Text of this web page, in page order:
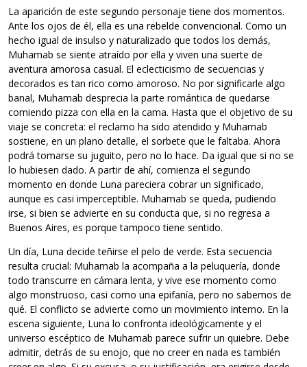
La aparición de este segundo personaje tiene dos momentos.
Ante los ojos de él, ella es una rebelde convencional. Como un
hecho igual de insulso y naturalizado que todos los demás,
Muhamab se siente atraído por ella y viven una suerte de
aventura amorosa casual. El eclecticismo de secuencias y
decorados es tan rico como amoroso. No por significarle algo
banal, Muhamab desprecia la parte romántica de quedarse
comiendo pizza con ella en la cama. Hasta que el objetivo de su
viaje se concreta: el reclamo ha sido atendido y Muhamab
sostiene, en un plano detalle, el sorbete que le faltaba. Ahora
podrá tomarse su juguito, pero no lo hace. Da igual que si no se
lo hubiesen dado. A partir de ahí, comienza el segundo
momento en donde Luna pareciera cobrar un significado,
aunque es casi imperceptible. Muhamab se queda, pudiendo
irse, si bien se advierte en su conducta que, si no regresa a
Buenos Aires, es porque tampoco tiene sentido.
Un día, Luna decide teñirse el pelo de verde. Esta secuencia
resulta crucial: Muhamab la acompaña a la peluquería, donde
todo transcurre en cámara lenta, y vive ese momento como
algo monstruoso, casi como una epifanía, pero no sabemos de
qué. El conflicto se advierte como un movimiento interno. En la
escena siguiente, Luna lo confronta ideológicamente y el
universo escéptico de Muhamab parece sufrir un quiebre. Debe
admitir, detrás de su enojo, que no creer en nada es también